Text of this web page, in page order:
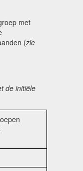
met
(zie
de initiële